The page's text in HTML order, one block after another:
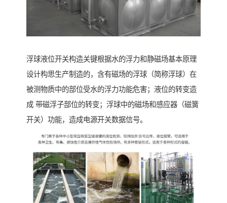
浮球液位开关构造关键根据水的浮力和静磁场基本原理
设计构思生产制造的，含有磁场的浮球（简称浮球）在
被测物质中的部位受水的浮力功能危害；液位的转变造
成 带磁浮子部位的转变；浮球中的磁场和感应器（磁簧
开关）功能，造成电源开关数据信号。